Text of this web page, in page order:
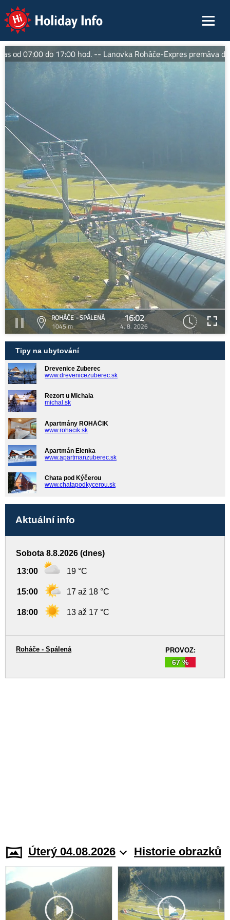
Holiday Info
od 07:00 do 17:00 hod. -- Lanovka Roháče-Expres premáva
ROHÁČE - SPÁLENÁ
1045 m
16:02
4. 8. 2026
Tipy na ubytování
Drevenice Zuberec
www.drevenicezuberec.sk
Rezort u Michala
michal.sk
Apartmány ROHÁČIK
www.rohacik.sk
Apartmán Elenka
www.apartmanzuberec.sk
Chata pod Kýčerou
www.chatapodkycerou.sk
Aktuální info
Sobota 8.8.2026 (dnes)
13:00 19 °C
15:00 17 až 18 °C
18:00 13 až 17 °C
PROVOZ:
67 %
Roháče - Spálená
Úterý 04.08.2026 Historie obrazků